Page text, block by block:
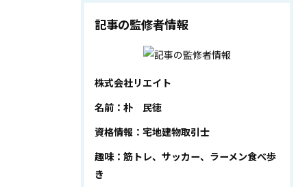
記事の監修者情報
株式会社リエイト
名前：朴 民徳
資格情報：宅地建物取引士
趣味：筋トレ、サッカー、ラーメン食べ歩
き